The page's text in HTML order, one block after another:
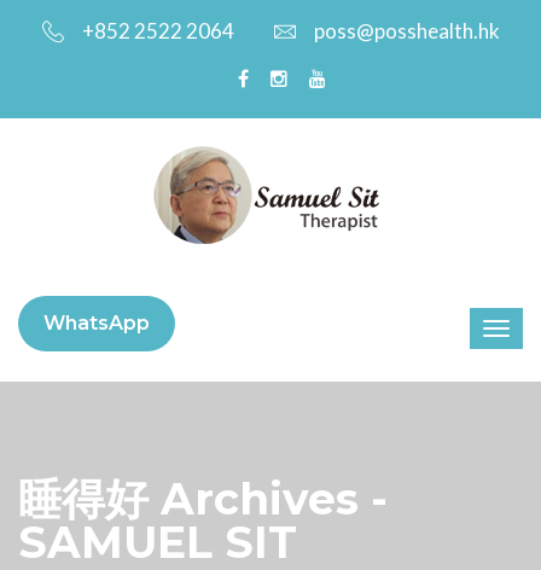
+852 2522 2064 poss@posshealth.hk
WhatsApp
睡得好 Archives -
SAMUEL SIT